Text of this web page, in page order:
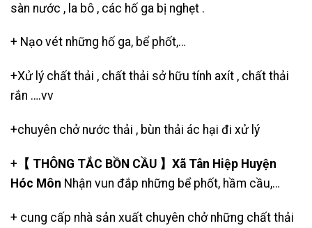
sàn nước , la bô , các hố ga bị nghẹt .
+ Nạo vét những hố ga, bể phốt,…
+Xử lý chất thải , chất thải sở hữu tính axít , chất thải
rắn ….vv
+chuyên chở nước thải , bùn thải ác hại đi xử lý
+ 【 THÔNG TẮC BỒN CẦU 】Xã Tân Hiệp Huyện
Hóc Môn Nhận vun đắp những bể phốt, hầm cầu,…
+ cung cấp nhà sản xuất chuyên chở những chất thải